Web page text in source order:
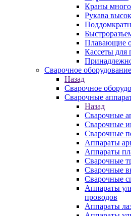
Краны
Рукава
Плавающие
Кассеты для
Сварочное оборудование
Назад
Сварочное
Сварочные
Назад
Сварочные
Сварочные
Сварочные
Аппараты
Аппараты
Сварочные
Сварочные
Сварочные
Аппараты
проводов
Аппараты